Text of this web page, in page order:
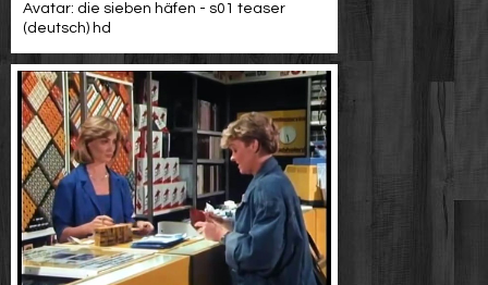
Avatar: die sieben häfen - s01 teaser
(deutsch) hd